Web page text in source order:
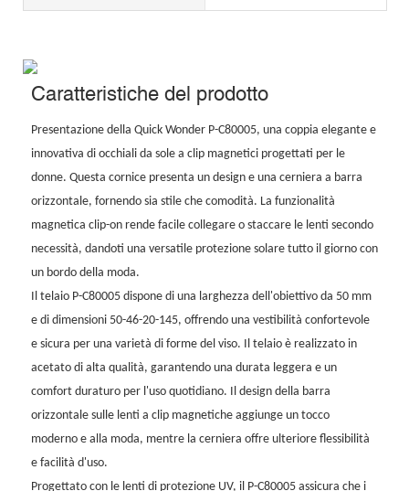
Caratteristiche del prodotto
Presentazione della Quick Wonder P-C80005, una coppia elegante e
innovativa di occhiali da sole a clip magnetici progettati per le
donne. Questa cornice presenta un design e una cerniera a barra
orizzontale, fornendo sia stile che comodità. La funzionalità
magnetica clip-on rende facile collegare o staccare le lenti secondo
necessità, dandoti una versatile protezione solare tutto il giorno con
un bordo della moda.
Il telaio P-C80005 dispone di una larghezza dell'obiettivo da 50 mm
e di dimensioni 50-46-20-145, offrendo una vestibilità confortevole
e sicura per una varietà di forme del viso. Il telaio è realizzato in
acetato di alta qualità, garantendo una durata leggera e un
comfort duraturo per l'uso quotidiano. Il design della barra
orizzontale sulle lenti a clip magnetiche aggiunge un tocco
moderno e alla moda, mentre la cerniera offre ulteriore flessibilità
e facilità d'uso.
Progettato con le lenti di protezione UV, il P-C80005 assicura che i